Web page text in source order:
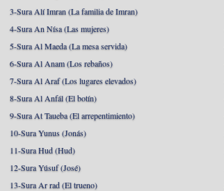
3-Sura Alí Imran (La familia de Imran)
4-Sura An Nísa (Las mujeres)
5-Sura Al Maeda (La mesa servida)
6-Sura Al Anam (Los rebaños)
7-Sura Al Araf (Los lugares elevados)
8-Sura Al Anfál (El botín)
9-Sura At Taueba (El arrepentimiento)
10-Sura Yunus (Jonás)
11-Sura Hud (Hud)
12-Sura Yúsuf (José)
13-Sura Ar rad (El trueno)